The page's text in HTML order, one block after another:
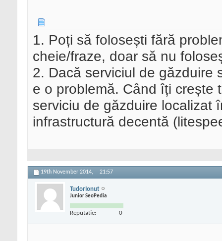
1. Poți să folosești fără
cheie/fraze, doar să nu
2. Dacă serviciul de găzduire
e o problemă. Când îți crește
serviciu de găzduire localizat
infrastructură decentă
19th November 2014, 21:57
TudorIonut
Junior SeoPedia
Reputatie: 0